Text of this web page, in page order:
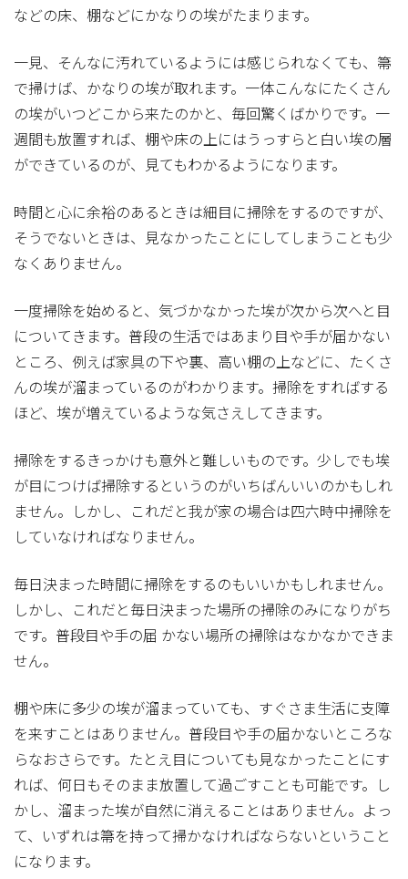
などの床、棚などにかなりの埃がたまります。
一見、そんなに汚れているようには感じられなくても、箒
で掃けば、かなりの埃が取れます。一体こんなにたくさん
の埃がいつどこから来たのかと、毎回驚くばかりです。一
週間も放置すれば、棚や床の上にはうっすらと白い埃の層
ができているのが、見てもわかるようになります。
時間と心に余裕のあるときは細目に掃除をするのですが、
そうでないときは、見なかったことにしてしまうことも少
なくありません。
一度掃除を始めると、気づかなかった埃が次から次へと目
についてきます。普段の生活ではあまり目や手が届かない
ところ、例えば家具の下や裏、高い棚の上などに、たくさ
んの埃が溜まっているのがわかります。掃除をすればする
ほど、埃が増えているような気さえしてきます。
掃除をするきっかけも意外と難しいものです。少しでも埃
が目につけば掃除するというのがいちばんいいのかもしれ
ません。しかし、これだと我が家の場合は四六時中掃除を
していなければなりません。
毎日決まった時間に掃除をするのもいいかもしれません。
しかし、これだと毎日決まった場所の掃除のみになりがち
です。普段目や手の届 かない場所の掃除はなかなかできま
せん。
棚や床に多少の埃が溜まっていても、すぐさま生活に支障
を来すことはありません。普段目や手の届かないところな
らなおさらです。たとえ目についても見なかったことにす
れば、何日もそのまま放置して過ごすことも可能です。し
かし、溜まった埃が自然に消えることはありません。よっ
て、いずれは箒を持って掃かなければならないということ
になります。